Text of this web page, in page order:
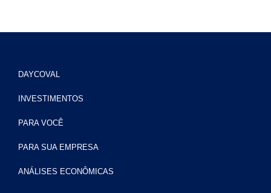
DAYCOVAL
INVESTIMENTOS
PARA VOCÊ
PARA SUA EMPRESA
ANÁLISES ECONÔMICAS